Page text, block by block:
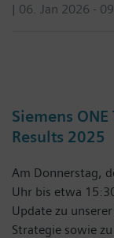
| 06. Jan 2026 -
Siemens
Results 2025
Am Donnerstag,
Uhr bis etwa
Update zu
Strategie sowie